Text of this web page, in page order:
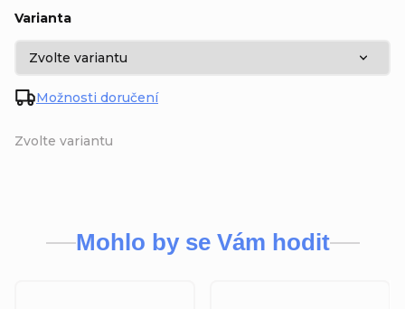
Zvolte variantu
Varianta
Možnosti doručení
Mohlo by se Vám hodit